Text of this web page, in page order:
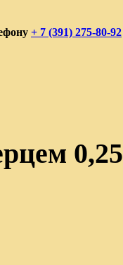
+ 7 (391) 275-80-92